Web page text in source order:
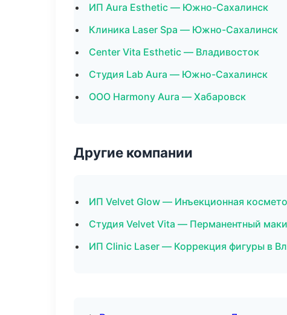
ИП Aura Esthetic — Южно-Сахалинск
Клиника Laser Spa — Южно-Сахалинск
Center Vita Esthetic — Владивосток
Студия Lab Aura — Южно-Сахалинск
ООО Harmony Aura — Хабаровск
Другие компании
ИП Velvet Glow — Инъекционная
Студия Velvet Vita — Перманентный
ИП Clinic Laser — Коррекция фигуры в